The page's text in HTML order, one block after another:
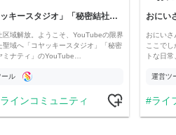
「コヤッキースタジオ」「秘密結社コヤミナティ」
区域解放。ようこそ、YouTubeの限界
聖域へ「コヤッキースタジオ」「秘密
ミナティ」のYouTube…
ール
インコミュニティ
おにい
おにいさ
ここで
トな日
運営ツ
ライ